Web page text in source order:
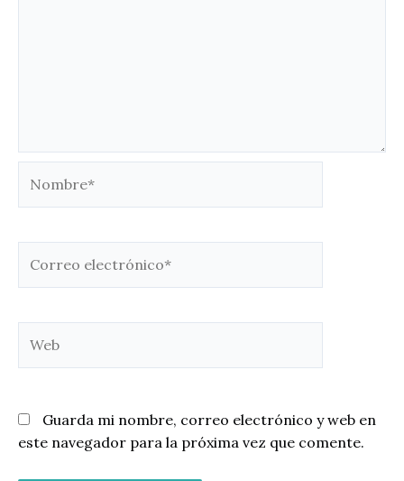
electrónico*
Guarda mi nombre, correo electrónico y web en
este navegador para la próxima vez que comente.